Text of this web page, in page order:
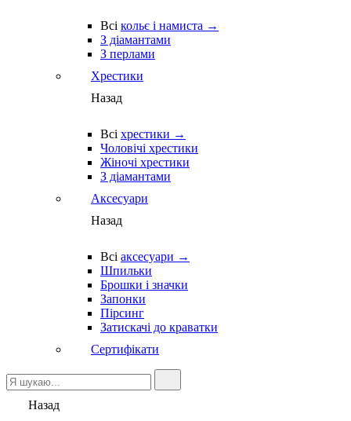
Всі кольє і намиста →
З діамантами
З перлами
Хрестики
Назад
Всі хрестики →
Чоловічі хрестики
Жіночі хрестики
З діамантами
Аксесуари
Назад
Всі аксесуари →
Шпильки
Брошки і значки
Запонки
Пірсинг
Затискачі до краватки
Сертифікати
Назад